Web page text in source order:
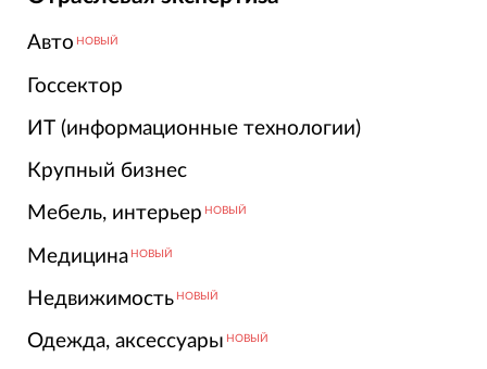
Авто НОВЫЙ
Госсектор
ИТ (информационные технологии)
Крупный бизнес
Мебель, интерьер НОВЫЙ
Медицина НОВЫЙ
Недвижимость НОВЫЙ
Одежда, аксессуары НОВЫЙ